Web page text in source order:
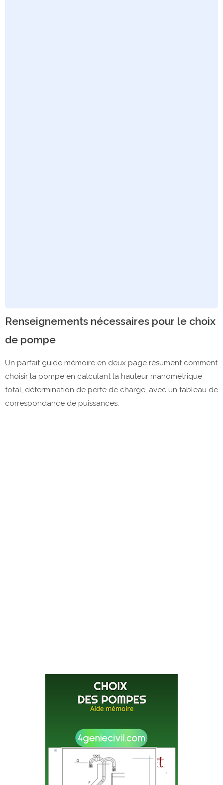
Renseignements nécessaires pour le choix
de pompe
Un parfait guide mémoire en deux page résument comment
choisir la pompe en calculant la hauteur manométrique
total, détermination de perte de charge, avec un tableau de
correspondance de puissances.